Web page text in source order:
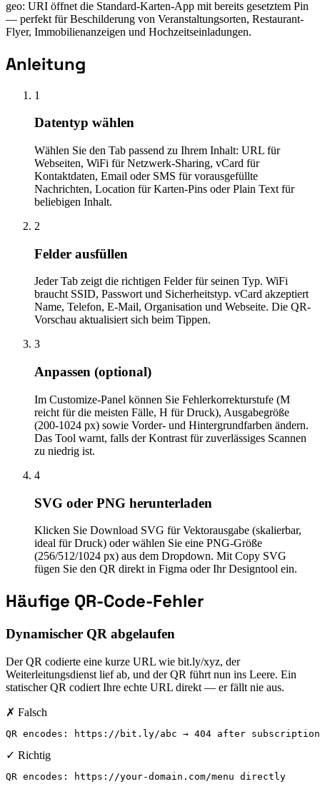
geo: URI öffnet die Standard-Karten-App mit bereits gesetztem Pin
— perfekt für Beschilderung von Veranstaltungsorten, Restaurant-
Flyer, Immobilienanzeigen und Hochzeitseinladungen.
Anleitung
1
Datentyp wählen
Wählen Sie den Tab passend zu Ihrem Inhalt: URL für
Webseiten, WiFi für Netzwerk-Sharing, vCard für
Kontaktdaten, Email oder SMS für vorausgefüllte
Nachrichten, Location für Karten-Pins oder Plain Text für
beliebigen Inhalt.
2
Felder ausfüllen
Jeder Tab zeigt die richtigen Felder für seinen Typ. WiFi
braucht SSID, Passwort und Sicherheitstyp. vCard akzeptiert
Name, Telefon, E-Mail, Organisation und Webseite. Die QR-
Vorschau aktualisiert sich beim Tippen.
3
Anpassen (optional)
Im Customize-Panel können Sie Fehlerkorrekturstufe (M
reicht für die meisten Fälle, H für Druck), Ausgabegröße
(200-1024 px) sowie Vorder- und Hintergrundfarben ändern.
Das Tool warnt, falls der Kontrast für zuverlässiges Scannen
zu niedrig ist.
4
SVG oder PNG herunterladen
Klicken Sie Download SVG für Vektorausgabe (skalierbar,
ideal für Druck) oder wählen Sie eine PNG-Größe
(256/512/1024 px) aus dem Dropdown. Mit Copy SVG
fügen Sie den QR direkt in Figma oder Ihr Designtool ein.
Häufige QR-Code-Fehler
Dynamischer QR abgelaufen
Der QR codierte eine kurze URL wie bit.ly/xyz, der
Weiterleitungsdienst lief ab, und der QR führt nun ins Leere. Ein
statischer QR codiert Ihre echte URL direkt — er fällt nie aus.
✗ Falsch
QR encodes: https://bit.ly/abc → 404 after
✓ Richtig
QR encodes: https://your-domain.com/menu directly